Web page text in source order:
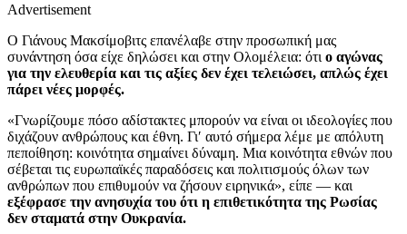
Advertisement
Ο Γιάνους Μακσίμοβιτς επανέλαβε στην προσωπική μας
συνάντηση όσα είχε δηλώσει και στην Ολομέλεια: ότι ο αγώνας
για την ελευθερία και τις αξίες δεν έχει τελειώσει, απλώς έχει
πάρει νέες μορφές.
«Γνωρίζουμε πόσο αδίστακτες μπορούν να είναι οι ιδεολογίες που
διχάζουν ανθρώπους και έθνη. Γι′ αυτό σήμερα λέμε με απόλυτη
πεποίθηση: κοινότητα σημαίνει δύναμη. Μια κοινότητα εθνών που
σέβεται τις ευρωπαϊκές παραδόσεις και πολιτισμούς όλων των
ανθρώπων που επιθυμούν να ζήσουν ειρηνικά», είπε — και
εξέφρασε την ανησυχία του ότι η επιθετικότητα της Ρωσίας
δεν σταματά στην Ουκρανία.